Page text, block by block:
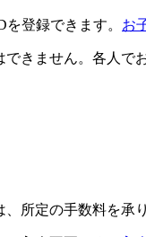
登録できます。 お
きません。各人で
所定の手数料を承り